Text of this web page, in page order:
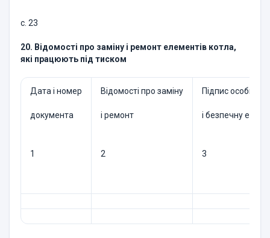
с. 23
20. Відомості про заміну і ремонт елементів котла,
які працюють під тиском
Дата і номер
документа
Відомості про заміну
і ремонт
Підпис особи,
і безпечну
1 2 3